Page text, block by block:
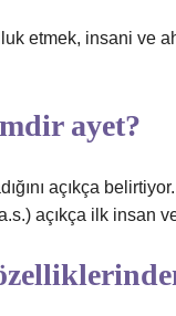
etmek, insani
ayet?
açıkça
açıkça ilk